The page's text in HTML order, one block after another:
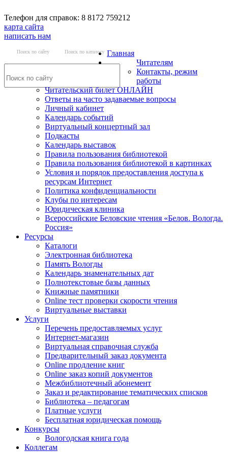
Телефон для справок: 8 8172 759212
карта сайта
написать нам
Поиск по сайту Поиск по каталогу Главная
Читателям
Контакты, режим
работы
Читательский билет ОНЛАЙН
Ответы на часто задаваемые вопросы
Личный кабинет
Календарь событий
Виртуальный концертный зал
Подкасты
Календарь выставок
Правила пользования библиотекой
Правила пользования библиотекой в картинках
Условия и порядок предоставления доступа к
ресурсам Интернет
Политика конфиденциальности
Клубы по интересам
Юридическая клиника
Всероссийские Беловские чтения «Белов. Вологда.
Россия»
Ресурсы
Каталоги
Электронная библиотека
Память Вологды
Календарь знаменательных дат
Полнотекстовые базы данных
Книжные памятники
Online тест проверки скорости чтения
Виртуальные выставки
Услуги
Перечень предоставляемых услуг
Интернет-магазин
Виртуальная справочная служба
Предварительный заказ документа
Online продление книг
Online заказ копий документов
Межбиблиотечный абонемент
Заказ и редактирование тематических списков
Библиотека – педагогам
Платные услуги
Бесплатная юридическая помощь
Конкурсы
Вологодская книга года
Коллегам